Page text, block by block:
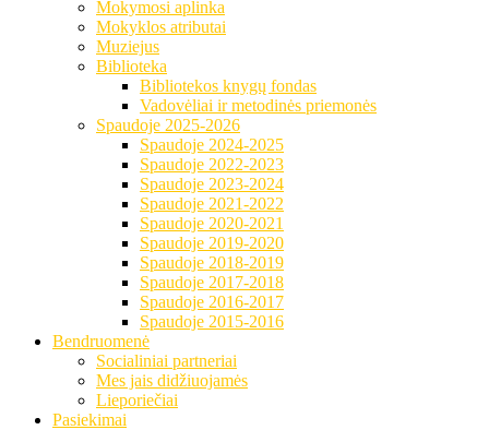
Mokymosi aplinka
Mokyklos atributai
Muziejus
Biblioteka
Bibliotekos knygų fondas
Vadovėliai ir metodinės priemonės
Spaudoje 2025-2026
Spaudoje 2024-2025
Spaudoje 2022-2023
Spaudoje 2023-2024
Spaudoje 2021-2022
Spaudoje 2020-2021
Spaudoje 2019-2020
Spaudoje 2018-2019
Spaudoje 2017-2018
Spaudoje 2016-2017
Spaudoje 2015-2016
Bendruomenė
Socialiniai partneriai
Mes jais didžiuojamės
Lieporiečiai
Pasiekimai